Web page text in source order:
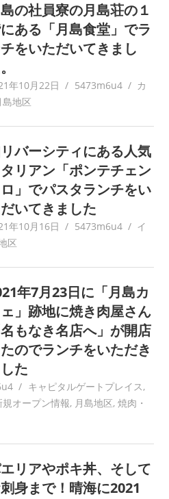
の社員寮の月島荘の１
ある「月島食堂」でラ
をいただいてきまし
年10月22日 5473m6u4
カ
島地区
バーシティにある人気
リアン「ポンテチェン
ロ」でパスタランチをい
いてきました
年10月16日 5473m6u4
イ
区
年7月23日に「月島カ
」跡地に焼き肉屋さん
名もなき名店へ」が開店
のでランチをいただき
た
キャピタルゲートプレイス,
規オープン情報, 月島地区, 焼肉・
リアやポキ丼、そして
身まで！晴海に2021